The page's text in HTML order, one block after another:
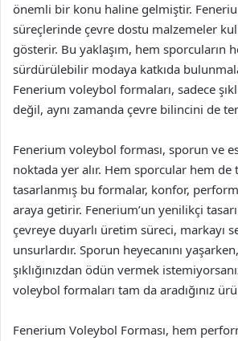
önemli bir konu haline gelmiştir.
süreçlerinde çevre dostu malzemeler
gösterir. Bu yaklaşım, hem sporcuların
sürdürülebilir modaya katkıda
Fenerium voleybol formaları, sadece
değil, aynı zamanda çevre bilincini de
Fenerium voleybol forması, sporun ve
noktada yer alır. Hem sporcular hem
tasarlanmış bu formalar, konfor,
araya getirir. Fenerium’un yenilikçi
çevreye duyarlı üretim süreci, markayı
unsurlardır. Sporun heyecanını
şıklığınızdan ödün vermek
voleybol formaları tam da aradığınız
Fenerium Voleybol Forması, hem